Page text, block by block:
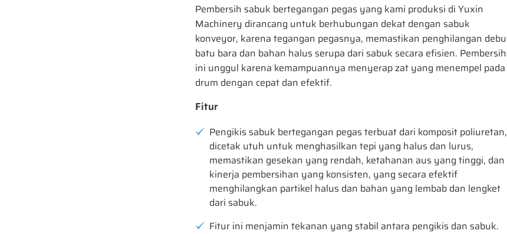
Pembersih sabuk bertegangan pegas yang kami produksi di Yuxin
Machinery dirancang untuk berhubungan dekat dengan sabuk
konveyor, karena tegangan pegasnya, memastikan penghilangan debu
batu bara dan bahan halus serupa dari sabuk secara efisien. Pembersih
ini unggul karena kemampuannya menyerap zat yang menempel pada
drum dengan cepat dan efektif.
Fitur
Pengikis sabuk bertegangan pegas terbuat dari komposit poliuretan,
dicetak utuh untuk menghasilkan tepi yang halus dan lurus,
memastikan gesekan yang rendah, ketahanan aus yang tinggi, dan
kinerja pembersihan yang konsisten, yang secara efektif
menghilangkan partikel halus dan bahan yang lembab dan lengket
dari sabuk.
Fitur ini menjamin tekanan yang stabil antara pengikis dan sabuk.